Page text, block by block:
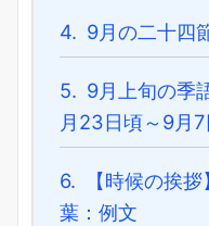
4. 9月の二十四
5. 9月上旬の季
月23日頃～9月7
6.
【時候の挨
葉：例文